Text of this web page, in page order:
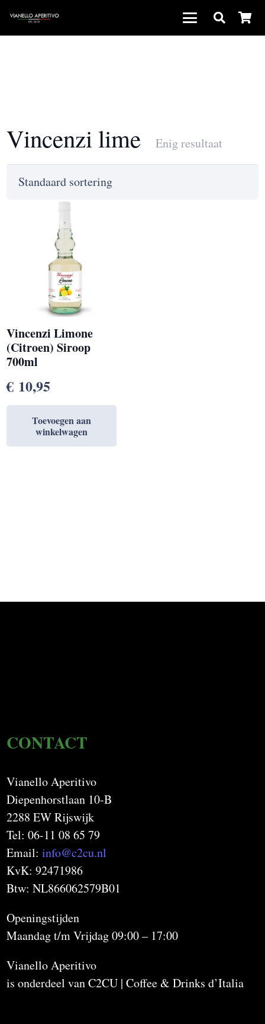
Vincenzi lime Enig resultaat
Vincenzi Limone
(Citroen) Siroop
700ml
€ 10,95
Toevoegen aan
winkelwagen
CONTACT
Vianello Aperitivo
Diepenhorstlaan 10-B
2288 EW Rijswijk
Tel: 06-11 08 65 79
Email:info@c2cu.nl
KvK: 92471986
Btw: NL866062579B01
Openingstijden
Maandag t/m Vrijdag 09:00 – 17:00
Vianello Aperitivo
is onderdeel van C2CU | Coffee & Drinks d’Italia